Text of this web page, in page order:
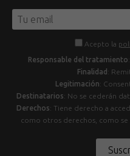
Acepto la
Responsable del tratamiento
Finalidad :
Legitimación:
Destinatarios: No se cederán
Derechos: Tiene derecho a
como otros derechos, como se